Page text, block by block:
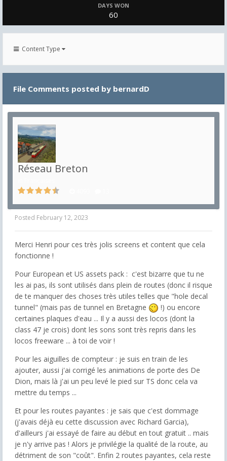
DAYS WON
60
Content Type
File Comments posted by bernardD
Réseau Breton
Posted February 12, 2023
Merci Henri pour ces très jolis screens et content que cela
fonctionne !
Pour European et US assets pack : c'est bizarre que tu ne
les ai pas, ils sont utilisés dans plein de routes (donc il risque
de te manquer des choses très utiles telles que "hole decal
tunnel" (mais pas de tunnel en Bretagne
!) ou encore
certaines plaques d'eau ... Il y a aussi des locos (dont la
class 47 je crois) dont les sons sont très repris dans les
locos freeware ... à toi de voir !
Pour les aiguilles de compteur : je suis en train de les
ajouter, aussi j'ai corrigé les animations de porte des De
Dion, mais là j'ai un peu levé le pied sur TS donc cela va
mettre du temps ...
Et pour les routes payantes : je sais que c'est dommage
(j'avais déjà eu cette discussion avec Richard Garcia),
d'ailleurs j'ai essayé de faire au début en tout gratuit .. mais
je n'y arrive pas ! Alors je privilégie la qualité de la route, au
détriment de son "coût". Enfin 2 routes payantes, cela reste